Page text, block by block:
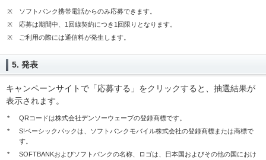
※
ソフトバンク携帯電話からのみ応募できます。
※
応募は期間中、1回線契約につき1回限りとなります。
※
ご利用の際には通信料が発生します。
5. 発表
キャンペーンサイトで「応募する」をクリックすると、抽選結果が
表示されます。
*
QRコードは株式会社デンソーウェーブの登録商標です。
*
S!ベーシックパックは、ソフトバンクモバイル株式会社の登録商標または商標で
す。
*
SOFTBANKおよびソフトバンクの名称、ロゴは、日本国およびその他の国におけ